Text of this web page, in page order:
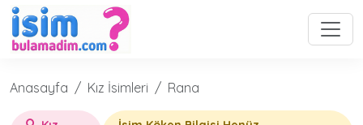
Anasayfa Kız İsimleri Rana